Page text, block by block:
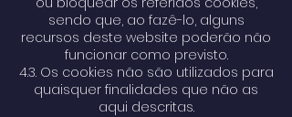
sendo que, ao fazê-lo, alguns
recursos deste website poderão não
funcionar como previsto.
4.3. Os cookies não são utilizados para
quaisquer finalidades que não as
aqui descritas.